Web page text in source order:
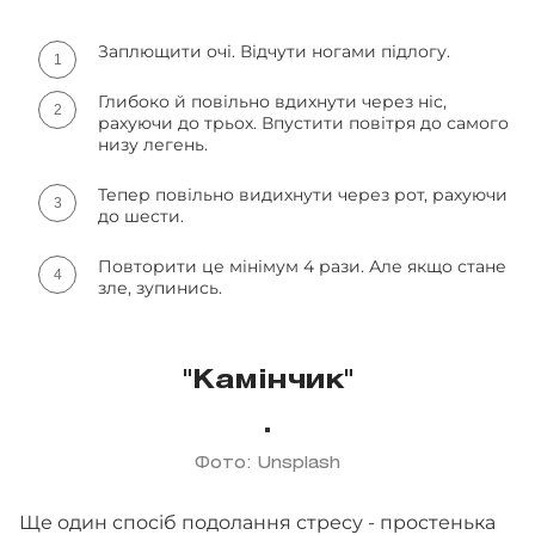
Заплющити очі. Відчути ногами підлогу.
Глибоко й повільно вдихнути через ніс,
рахуючи до трьох. Впустити повітря до самого
низу легень.
Тепер повільно видихнути через рот, рахуючи
до шести.
Повторити це мінімум 4 рази. Але якщо стане
зле, зупинись.
"Камінчик"
Фото: Unsplash
Ще один спосіб подолання стресу - простенька